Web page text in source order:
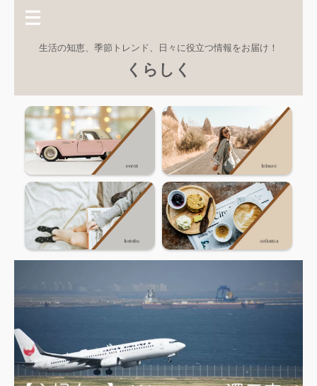
生活の知恵、季節トレンド、日々に役立つ情報をお届け！
くらしく